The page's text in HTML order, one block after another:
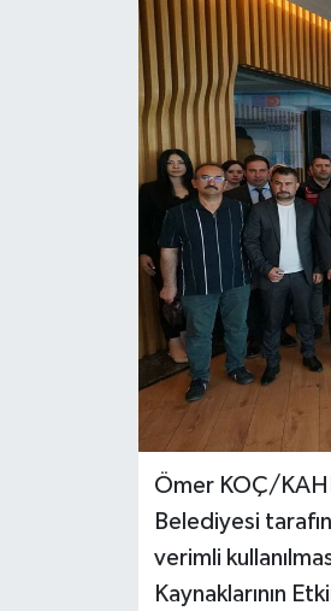
Ömer KOÇ/
Belediyesi
verimli
Kaynaklarının